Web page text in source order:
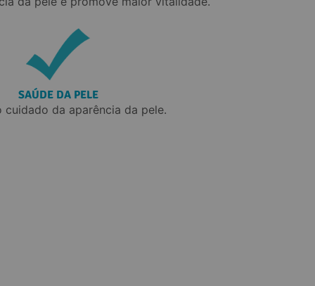
SAÚDE DA PELE
cuidado da aparência da pele.